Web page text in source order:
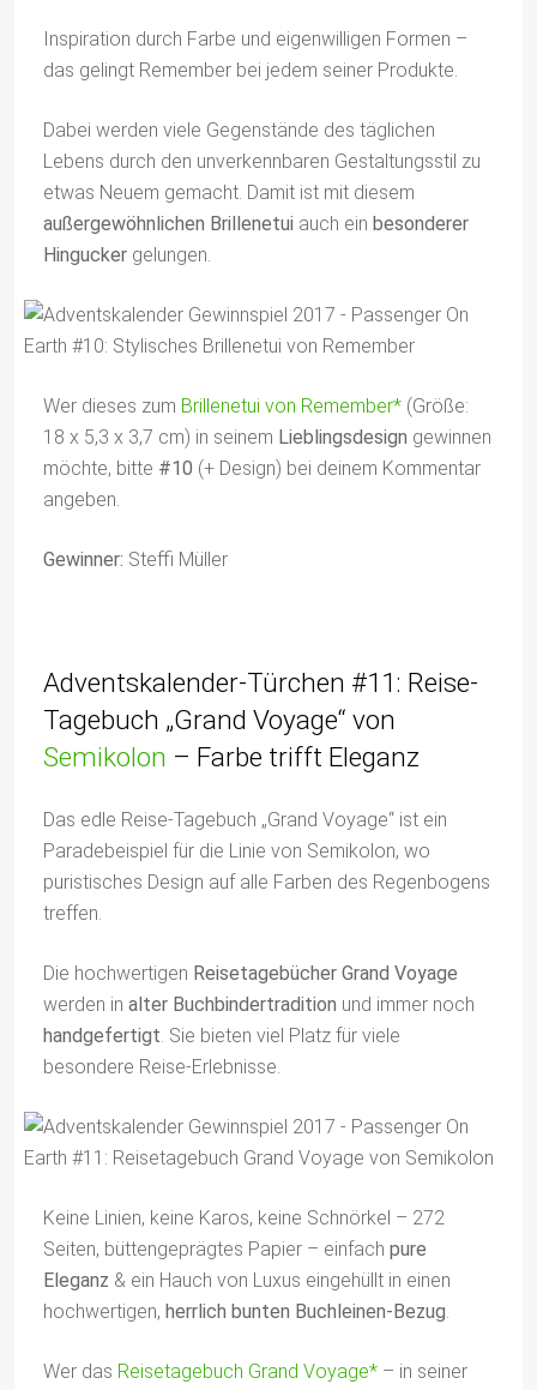
Inspiration durch Farbe und eigenwilligen Formen –
das gelingt Remember bei jedem seiner Produkte.
Dabei werden viele Gegenstände des täglichen
Lebens durch den unverkennbaren Gestaltungsstil zu
etwas Neuem gemacht. Damit ist mit diesem
außergewöhnlichen Brillenetui auch ein besonderer
Hingucker gelungen.
Wer dieses zum Brillenetui von Remember* (Größe:
18 x 5,3 x 3,7 cm) in seinem Lieblingsdesign gewinnen
möchte, bitte #10 (+ Design) bei deinem Kommentar
angeben.
Gewinner: Steffi Müller
Adventskalender-Türchen #11: Reise-
Tagebuch „Grand Voyage“ von
Semikolon – Farbe trifft Eleganz
Das edle Reise-Tagebuch „Grand Voyage“ ist ein
Paradebeispiel für die Linie von Semikolon, wo
puristisches Design auf alle Farben des Regenbogens
treffen.
Die hochwertigen Reisetagebücher Grand Voyage
werden in alter Buchbindertradition und immer noch
handgefertigt. Sie bieten viel Platz für viele
besondere Reise-Erlebnisse.
Keine Linien, keine Karos, keine Schnörkel – 272
Seiten, büttengeprägtes Papier – einfach pure
Eleganz & ein Hauch von Luxus eingehüllt in einen
hochwertigen, herrlich bunten Buchleinen-Bezug.
Wer das Reisetagebuch Grand Voyage* – in seiner